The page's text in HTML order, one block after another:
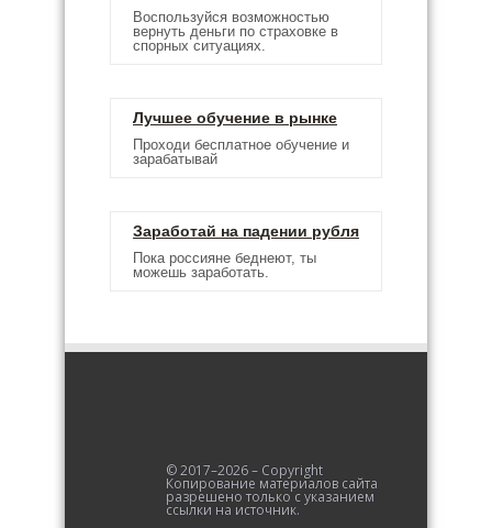
Воспользуйся возможностью
вернуть деньги по страховке в
спорных ситуациях.
Лучшее обучение в рынке
Проходи бесплатное обучение и
зарабатывай
Заработай на падении рубля
Пока россияне беднеют, ты
можешь заработать.
© 2017–2026 – Copyright
Копирование материалов сайта
разрешено только с указанием
ссылки на источник.